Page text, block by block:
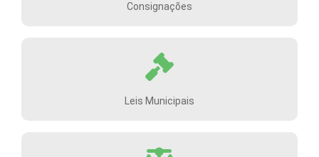
Consignações
Leis Municipais